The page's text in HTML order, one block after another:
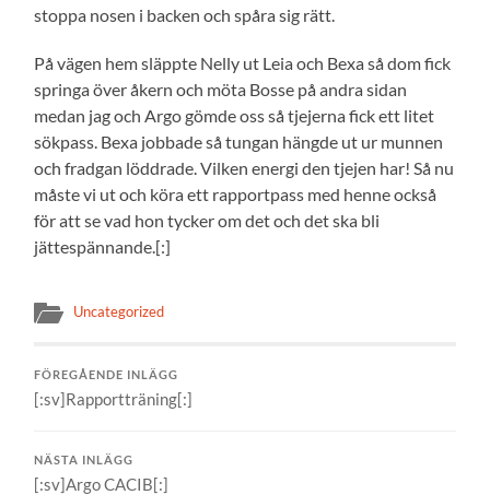
stoppa nosen i backen och spåra sig rätt.
På vägen hem släppte Nelly ut Leia och Bexa så dom fick
springa över åkern och möta Bosse på andra sidan
medan jag och Argo gömde oss så tjejerna fick ett litet
sökpass. Bexa jobbade så tungan hängde ut ur munnen
och fradgan löddrade. Vilken energi den tjejen har! Så nu
måste vi ut och köra ett rapportpass med henne också
för att se vad hon tycker om det och det ska bli
jättespännande.[:]
Uncategorized
FÖREGÅENDE INLÄGG
[:sv]Rapportträning[:]
NÄSTA INLÄGG
[:sv]Argo CACIB[:]